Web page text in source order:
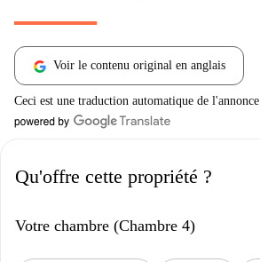
Voir le contenu original en anglais
Ceci est une traduction automatique de l'annonce
Qu'offre cette propriété ?
Votre chambre (Chambre 4)